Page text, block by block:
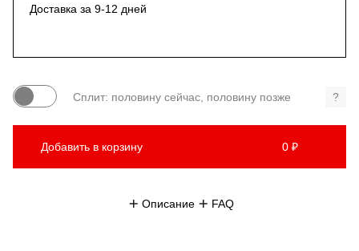
Доставка за 9-12 дней
Сплит: половину сейчас, половину позже ?
Добавить в корзину 0 ₽
Описание FAQ